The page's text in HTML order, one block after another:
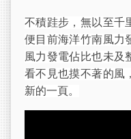
不積跬步，無以至千
便目前海洋竹南風力
風力發電佔比也未及
看不見也摸不著的風
新的一頁。